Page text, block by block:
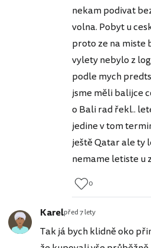
nekam podivat
volna. Pobyt u
proto ze na miste
vylety nebylo z
podle mych
jsme měli balijce
o Bali rad řekl..
jedine v tom
ještě Qatar ale ty
nemame letiste u
0
Karelpřed 7 lety
Tak já bych klidně oko